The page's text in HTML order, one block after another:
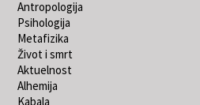
Antropologija
Psihologija
Metafizika
Život i smrt
Aktuelnost
Alhemija
Kabala